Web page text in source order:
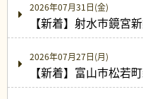
2026年07月31日(金)
【新着】射水市鏡
2026年07月27日(月)
【新着】富山市松若